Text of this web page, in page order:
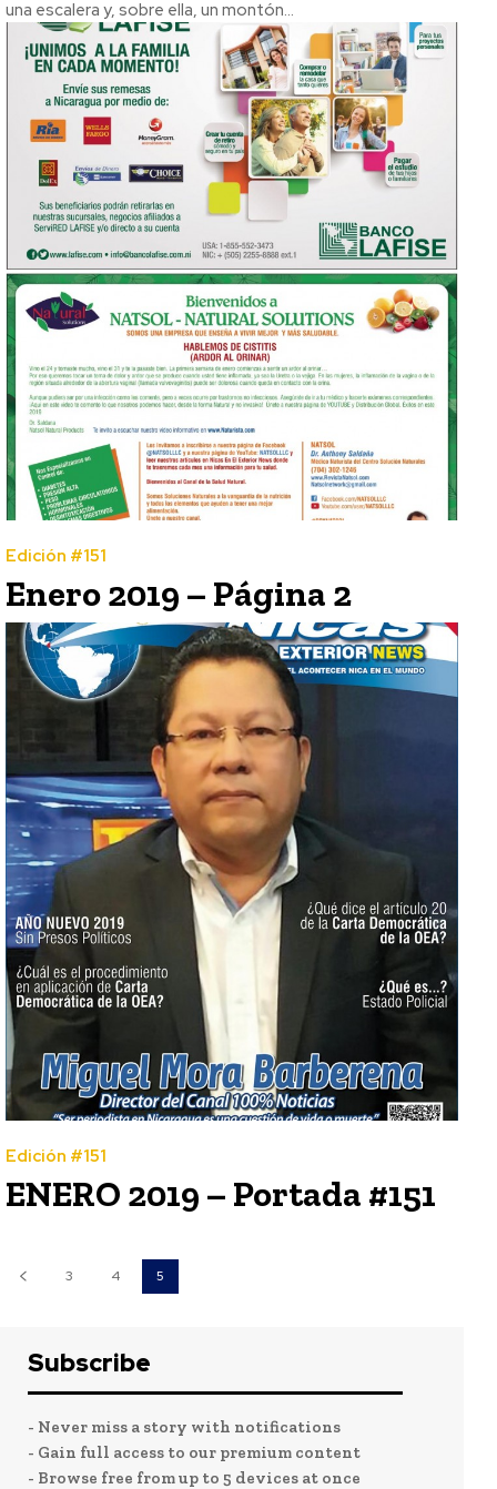
una escalera y, sobre ella, un montón...
Edición #151
Enero 2019 – Página 2
Edición #151
ENERO 2019 – Portada #151
3 4 5
Subscribe
- Never miss a story with notifications
- Gain full access to our premium content
- Browse free from up to 5 devices at once